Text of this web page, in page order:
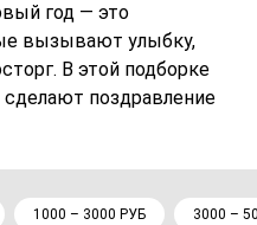
год — это
вызывают улыбку,
В этой подборке
поздравление
1000 – 3000 РУБ 3000 –